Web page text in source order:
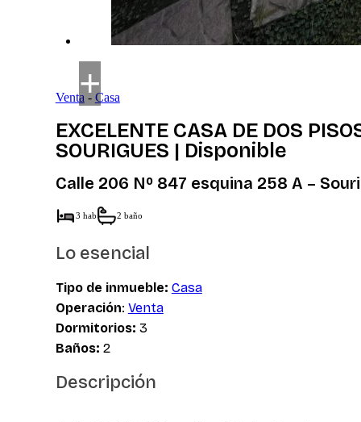
Venta - Casa
EXCELENTE CASA DE DOS
SOURIGUES | Disponible
Calle 206 Nº 847 esquina 258 A –
3 hab 2 baño
Lo esencial
Tipo de inmueble: Casa
Operación: Venta
Dormitorios: 3
Baños: 2
Descripción